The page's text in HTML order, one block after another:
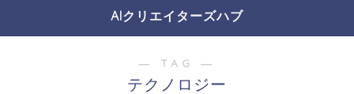
AIクリエイターズハブ
― TAG ―
テクノロジー